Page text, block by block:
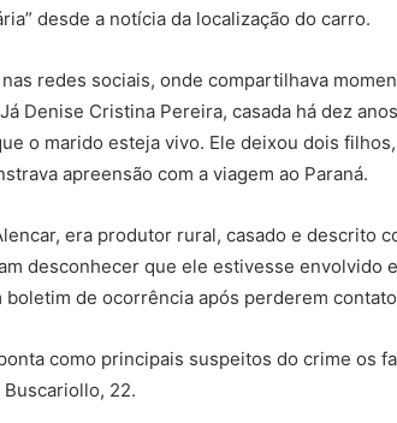
desde a notícia da localização do carro.
redes sociais, onde compartilhava
Denise Cristina Pereira, casada há dez
o marido esteja vivo. Ele deixou dois
apreensão com a viagem ao Paraná.
era produtor rural, casado e descrito
desconhecer que ele estivesse envolvido
de ocorrência após perderem
como principais suspeitos do crime os
22.